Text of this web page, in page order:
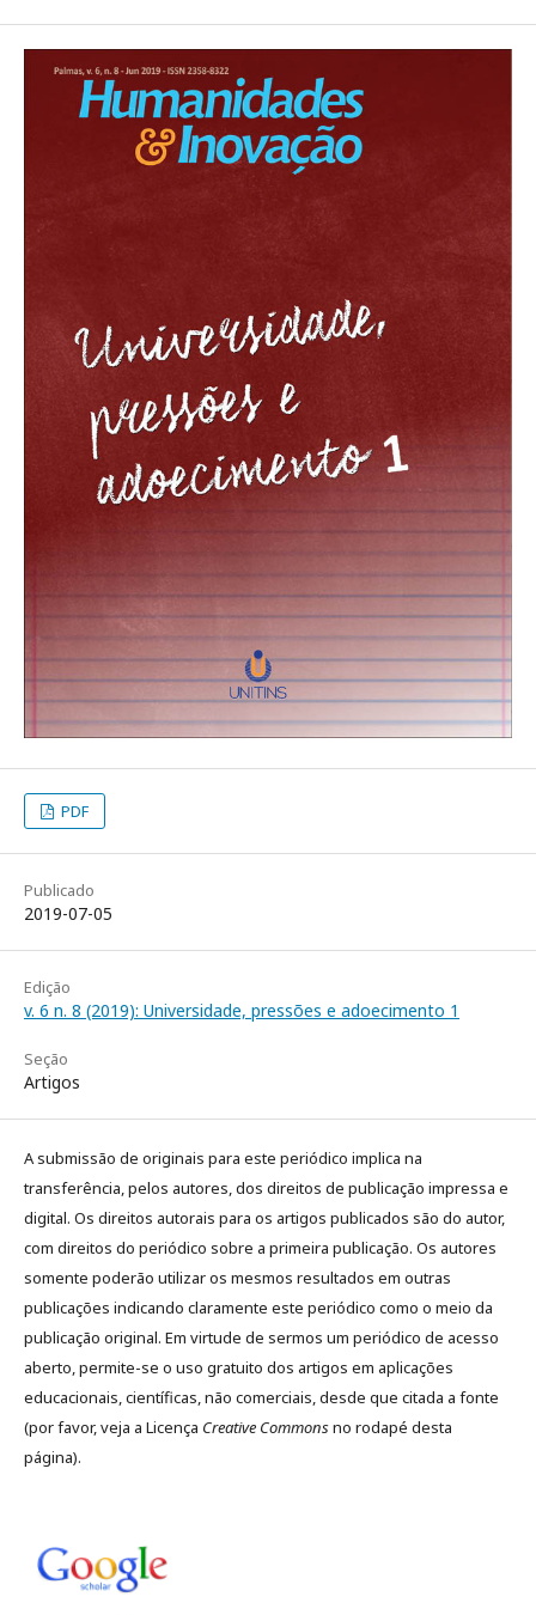
PDF
Publicado
2019-07-05
Edição
v. 6 n. 8 (2019): Universidade, pressões e adoecimento 1
Seção
Artigos
A submissão de originais para este periódico implica na
transferência, pelos autores, dos direitos de publicação impressa e
digital. Os direitos autorais para os artigos publicados são do autor,
com direitos do periódico sobre a primeira publicação. Os autores
somente poderão utilizar os mesmos resultados em outras
publicações indicando claramente este periódico como o meio da
publicação original. Em virtude de sermos um periódico de acesso
aberto, permite-se o uso gratuito dos artigos em aplicações
educacionais, científicas, não comerciais, desde que citada a fonte
(por favor, veja a Licença Creative Commonsno rodapé desta
página).